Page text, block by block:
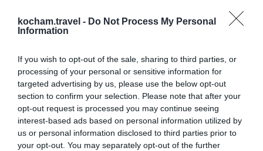
kocham.travel - Do Not Process My Personal
Information
If you wish to opt-out of the sale, sharing to third parties, or
processing of your personal or sensitive information for
targeted advertising by us, please use the below opt-out
section to confirm your selection. Please note that after your
opt-out request is processed you may continue seeing
interest-based ads based on personal information utilized by
us or personal information disclosed to third parties prior to
your opt-out. You may separately opt-out of the further
Poranek w Zagrzebiu to idealny czas, by zwolnić i
cieszyć się chwilą w jednej z licznych kawiarni i
dynamicznie się rozwija, oferując szeroki wybór
opcji – od tradycyjnych chorwackich wypieków po
międzynarodowe klasyki. To doskonały sposób, aby
naładować baterie przed dniem pełnym zwiedzania
i poczuć poranny rytm miasta.
Otto & Frank: Klasyki brunchowe z widokiem